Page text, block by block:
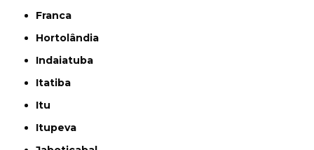
Franca
Hortolândia
Indaiatuba
Itatiba
Itu
Itupeva